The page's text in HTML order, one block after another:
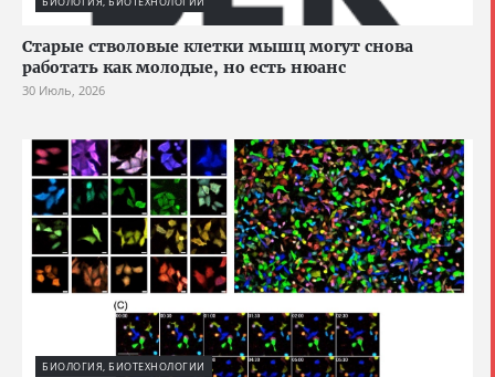
Старые стволовые клетки мышц могут снова
работать как молодые, но есть нюанс
30 Июль, 2026
БИОЛОГИЯ, БИОТЕХНОЛОГИИ